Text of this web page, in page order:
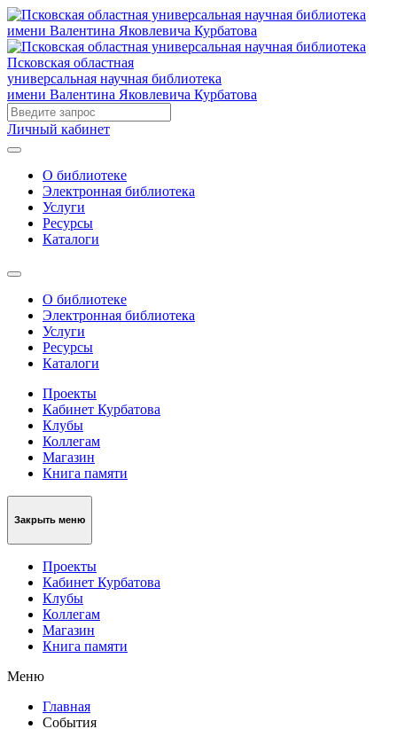
Псковская областная
универсальная научная библиотека
имени Валентина Яковлевича Курбатова
Личный кабинет
О библиотеке
Электронная библиотека
Услуги
Ресурсы
Каталоги
О библиотеке
Электронная библиотека
Услуги
Ресурсы
Каталоги
Проекты
Кабинет Курбатова
Клубы
Коллегам
Магазин
Книга памяти
Закрыть меню
Проекты
Кабинет Курбатова
Клубы
Коллегам
Магазин
Книга памяти
Меню
Главная
События